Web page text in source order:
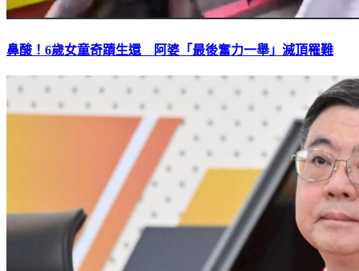
鼻酸！6歲女童奇蹟生還 阿婆「最後奮力一舉」滅頂罹難